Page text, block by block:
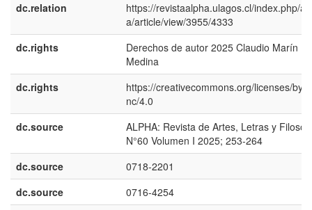
dc.relation
https://revistaalpha.ulagos.cl/index.php/
a/article/view/3955/4333
dc.rights
Derechos de autor 2025 Claudio Marín
Medina
dc.rights
https://creativecommons.org/licenses/by-
nc/4.0
dc.source
ALPHA: Revista de Artes, Letras y
N°60 Volumen I 2025; 253-264
dc.source
0718-2201
dc.source
0716-4254